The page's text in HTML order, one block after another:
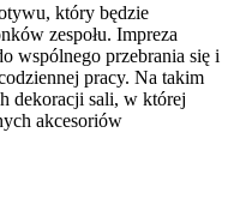
który będzie
zespołu. Impreza
wspólnego przebrania się i
pracy. Na takim
dekoracji sali, w której
akcesoriów